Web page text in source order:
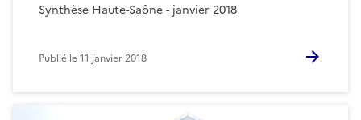
Synthèse Haute-Saône - janvier 2018
Publié le11 janvier 2018